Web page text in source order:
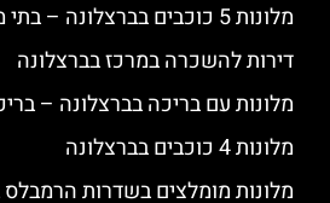
מלונות 5 כוכבים בברצלונה – בתי מלון יוקרתיים
דירות להשכרה במרכז בברצלונה
מלונות עם בריכה בברצלונה –
מלונות 4 כוכבים בברצלונה
מלונות מומלצים בשדרות הרמבלס